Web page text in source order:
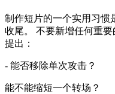
制作短片的一个实用习惯
收尾。 不要新增任何重
提出：
- 能否移除单次攻击？
能不能缩短一个转场？